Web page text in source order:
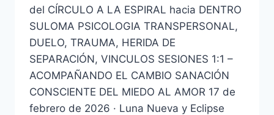
del CÍRCULO A LA ESPIRAL hacia DENTRO
SULOMA PSICOLOGIA TRANSPERSONAL,
DUELO, TRAUMA, HERIDA DE
SEPARACIÓN, VINCULOS SESIONES 1:1 –
ACOMPAÑANDO EL CAMBIO SANACIÓN
CONSCIENTE DEL MIEDO AL AMOR 17 de
febrero de 2026 · Luna Nueva y Eclipse